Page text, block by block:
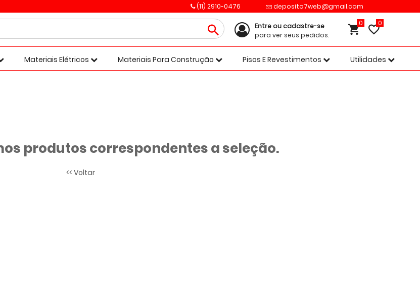
(11) 2910-0476 deposito7web@gmail.com
Entre ou cadastre-se
para ver seus pedidos.
0
Materiais Elétricos Materiais Para Construção Pisos E Revestimentos
Utilidades
produtos correspondentes a seleção.
<< Voltar